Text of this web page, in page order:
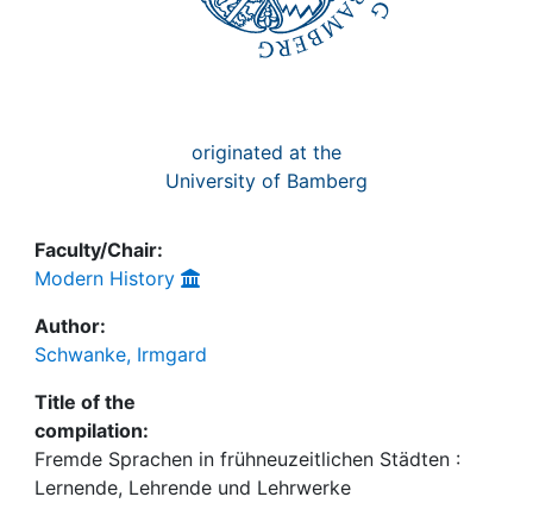
originated at the
University of Bamberg
Faculty/Chair:
Modern History
Author:
Schwanke, Irmgard
Title of the
compilation:
Fremde Sprachen in frühneuzeitlichen Städten :
Lernende, Lehrende und Lehrwerke